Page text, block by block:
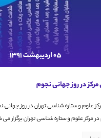
05 اردیبهشت 1391
مرکز در روز جهانی نجوم
علوم و ستاره شناسی تهران در روز
مرکز علوم و ستاره شناسی تهران برگزار